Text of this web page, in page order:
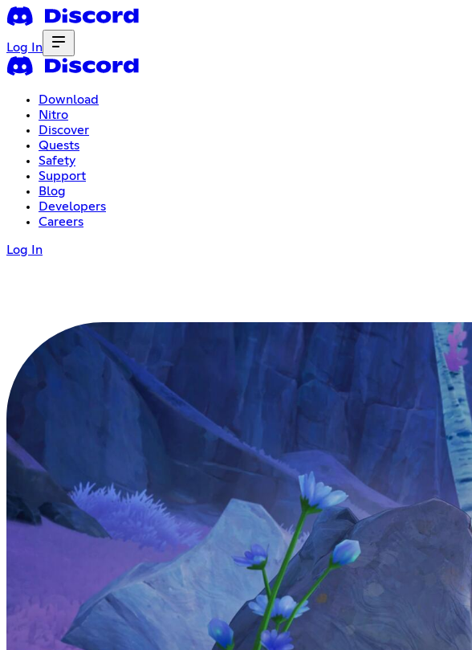
Log In
Download
Nitro
Discover
Quests
Safety
Support
Blog
Developers
Careers
Log In